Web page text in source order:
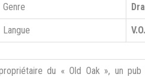
Genre
Langue
du « Old Oak », un